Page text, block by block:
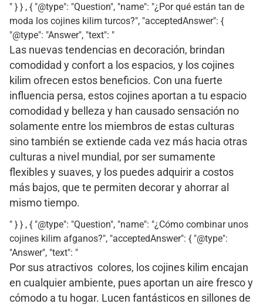
" } } , { "@type": "Question", "name": "¿Por qué están tan de
moda los cojines kilim turcos?", "acceptedAnswer": {
"@type": "Answer", "text": "
Las nuevas tendencias en decoración, brindan
comodidad y confort a los espacios, y los cojines
kilim ofrecen estos beneficios. Con una fuerte
influencia persa, estos cojines aportan a tu espacio
comodidad y belleza y han causado sensación no
solamente entre los miembros de estas culturas
sino también se extiende cada vez más hacia otras
culturas a nivel mundial, por ser sumamente
flexibles y suaves, y los puedes adquirir a costos
más bajos, que te permiten decorar y ahorrar al
mismo tiempo.
" } } , { "@type": "Question", "name": "¿Cómo combinar unos
cojines kilim afganos?", "acceptedAnswer": { "@type":
"Answer", "text": "
Por sus atractivos colores, los cojines kilim encajan
en cualquier ambiente, pues aportan un aire fresco y
cómodo a tu hogar. Lucen fantásticos en sillones de